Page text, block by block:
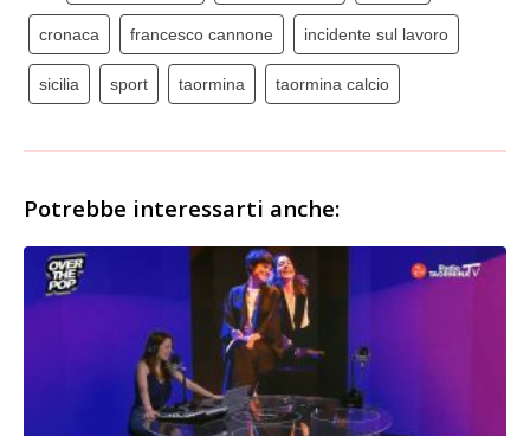
cronaca francesco cannone incidente sul lavoro
sicilia sport taormina taormina calcio
Potrebbe interessarti anche: